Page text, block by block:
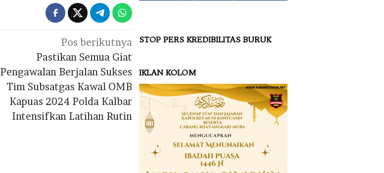
Pos berikutnya
Pastikan Semua Giat
Pengawalan Berjalan Sukses
Tim Subsatgas Kawal OMB
Kapuas 2024 Polda Kalbar
Intensifkan Latihan Rutin
STOP PERS KREDIBILITAS BURUK
IKLAN KOLOM